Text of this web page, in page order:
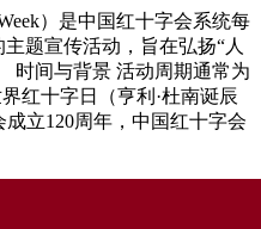
）是中国红十字会系统每
题宣传活动，旨在弘扬“人
时间与背景‌ 活动周期通常为
红十字日（亨利·杜南诞辰
立120周年，中国红十字会